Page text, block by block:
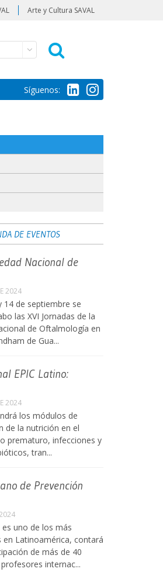
Arte y Cultura SAVAL
Síguenos:
DE EVENTOS
Nacional de
2024
14 de septiembre se
las XVI Jornadas de la
de Oftalmología en
de Gua...
EPIC Latino:
2024
los módulos de
de la nutrición en el
prematuro, infecciones y
tran...
de Prevención
uno de los más
Latinoamérica, contará
de más de 40
internac...